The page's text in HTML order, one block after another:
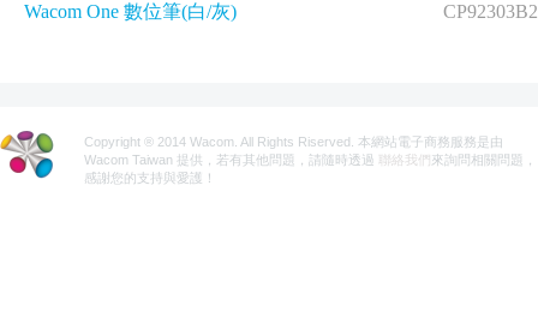
Wacom One 數位筆(白/灰)
Copyright ® 2014 Wacom. All Rights Riserved. 本網站電子商務服務是由
Wacom Taiwan 提供，若有其他問題，請隨時透過
聯絡我們 來詢問相關問題，
感謝您的支持與愛護！